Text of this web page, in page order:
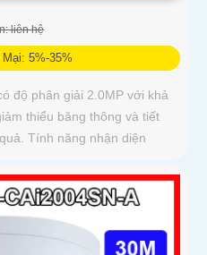
liên hệ
5%-35%
độ phân giải 2.0MP với khả
thiểu băng thông và tiết
Tính năng nhận diện